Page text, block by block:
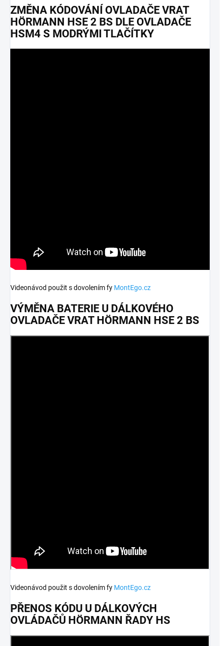
ZMĚNA KÓDOVÁNÍ OVLADAČE VRAT
HÖRMANN HSE 2 BS DLE OVLADAČE
HSM4 S MODRÝMI TLAČÍTKY
Videonávod použit s dovolením fy MontEgo.cz
VÝMĚNA BATERIE U DÁLKOVÉHO
OVLADAČE VRAT HÖRMANN HSE 2 BS
Videonávod použit s dovolením fy MontEgo.cz
PŘENOS KÓDU U DÁLKOVÝCH
OVLÁDAČŮ HÖRMANN ŘADY HS